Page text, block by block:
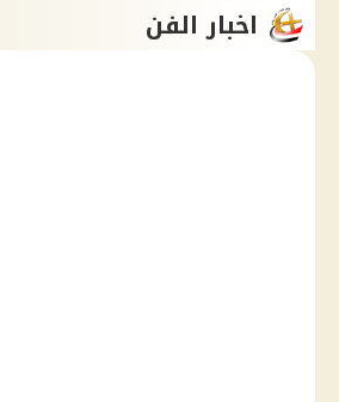
اخبار الفن